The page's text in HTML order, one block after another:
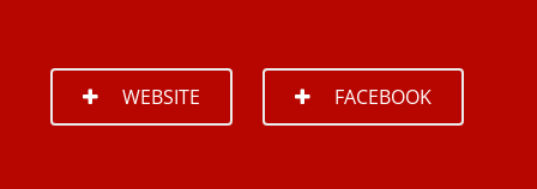
WEBSITE FACEBOOK